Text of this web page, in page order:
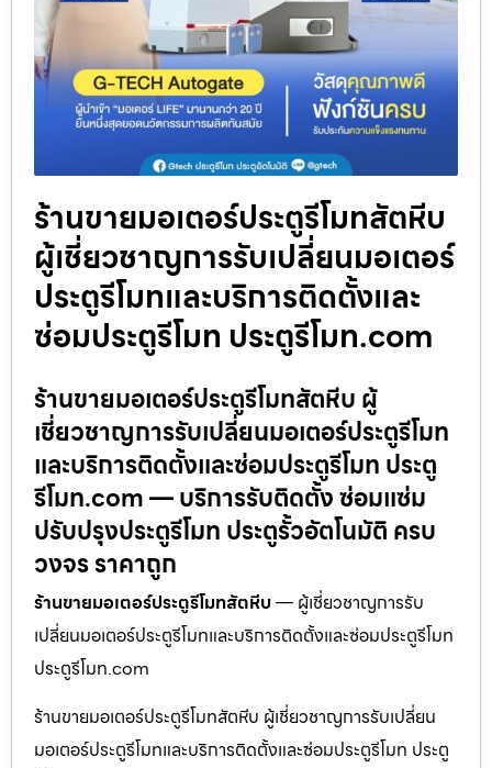
ร้านขายมอเตอร์ประตูรีโมทสัตหีบ
ผู้เชี่ยวชาญการรับเปลี่ยนมอเตอร์
ประตูรีโมทและบริการติดตั้งและ
ซ่อมประตูรีโมท ประตูรีโมท.com
ร้านขายมอเตอร์ประตูรีโมทสัตหีบ ผู้
เชี่ยวชาญการรับเปลี่ยนมอเตอร์ประตูรีโมท
และบริการติดตั้งและซ่อมประตูรีโมท ประตู
รีโมท.com — บริการรับติดตั้ง ซ่อมแซ่ม
ปรับปรุงประตูรีโมท ประตูรั้วอัตโนมัติ ครบ
วงจร ราคาถูก
ร้านขายมอเตอร์ประตูรีโมทสัตหีบ — ผู้เชี่ยวชาญการรับ
เปลี่ยนมอเตอร์ประตูรีโมทและบริการติดตั้งและซ่อมประตูรีโมท
ประตูรีโมท.com
ร้านขายมอเตอร์ประตูรีโมทสัตหีบ ผู้เชี่ยวชาญการรับเปลี่ยน
มอเตอร์ประตูรีโมทและบริการติดตั้งและซ่อมประตูรีโมท ประตู